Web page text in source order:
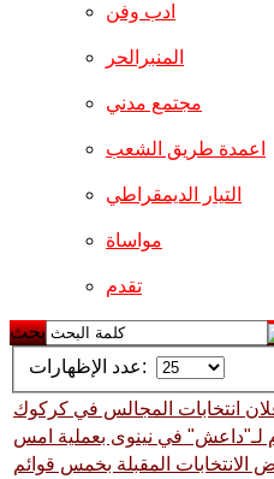
ادب وفن
المنبرالحر
مجتمع مدني
اعمدة طريق الشعب
التيار الديمقراطي
مواساة
تقدم
بحث
عدد الإظهارات:
انتخابات المجالس في كركوك
لـ"داعش" في نينوى بعملية امس
المقبلة بخمس قوائم